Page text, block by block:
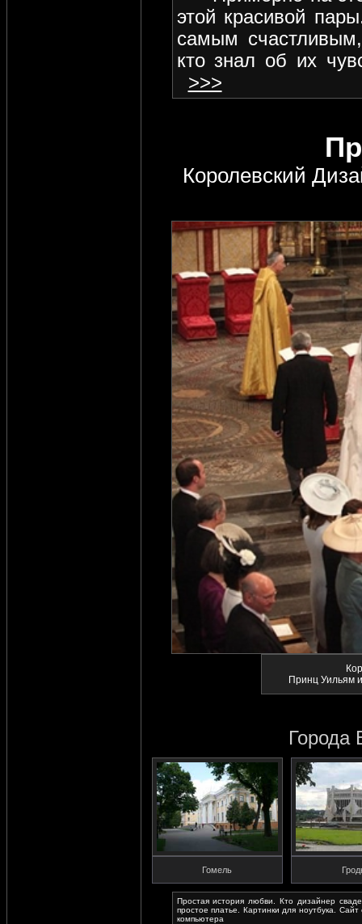
этой красивой
самым
кто знал об их
>>>
Королевский
Принц Уильям
Города
Гомель
Простая история любви. Кто дизайнер
простое платье. Картинки для ноутбука.
компьютера